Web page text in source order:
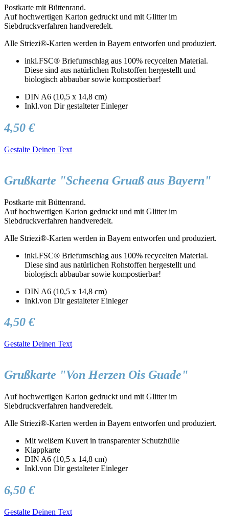
Postkarte mit Büttenrand.
Auf hochwertigen Karton gedruckt und mit Glitter im
Siebdruckverfahren handveredelt.
Alle Striezi®-Karten werden in Bayern entworfen und produziert.
inkl.FSC® Briefumschlag aus 100% recycelten Material.
Diese sind aus natürlichen Rohstoffen hergestellt und
biologisch abbaubar sowie kompostierbar!
DIN A6 (10,5 x 14,8 cm)
Inkl.von Dir gestalteter Einleger
4,50 €
Gestalte Deinen Text
Grußkarte "Scheena Gruaß aus Bayern"
Postkarte mit Büttenrand.
Auf hochwertigen Karton gedruckt und mit Glitter im
Siebdruckverfahren handveredelt.
Alle Striezi®-Karten werden in Bayern entworfen und produziert.
inkl.FSC® Briefumschlag aus 100% recycelten Material.
Diese sind aus natürlichen Rohstoffen hergestellt und
biologisch abbaubar sowie kompostierbar!
DIN A6 (10,5 x 14,8 cm)
Inkl.von Dir gestalteter Einleger
4,50 €
Gestalte Deinen Text
Grußkarte "Von Herzen Ois Guade"
Auf hochwertigen Karton gedruckt und mit Glitter im
Siebdruckverfahren handveredelt.
Alle Striezi®-Karten werden in Bayern entworfen und produziert.
Mit weißem Kuvert in transparenter Schutzhülle
Klappkarte
DIN A6 (10,5 x 14,8 cm)
Inkl.von Dir gestalteter Einleger
6,50 €
Gestalte Deinen Text